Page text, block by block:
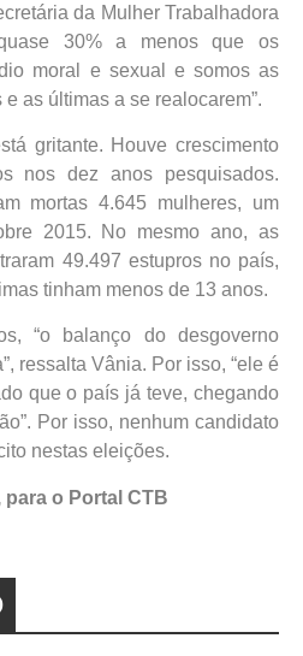
da Mulher Trabalhadora
30% a menos que os
moral e sexual e somos as
as últimas a se realocarem”.
gritante. Houve crescimento
nos dez anos pesquisados.
mortas 4.645 mulheres, um
2015. No mesmo ano, as
49.497 estupros no país,
tinham menos de 13 anos.
“o balanço do desgoverno
ressalta Vânia. Por isso, “ele é
que o país já teve, chegando
Por isso, nenhum candidato
nestas eleições.
para o Portal CTB